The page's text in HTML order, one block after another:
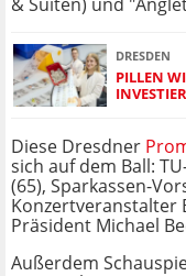
DRESDEN
PILLEN
Diese Dresdner
sich auf dem Ball:
(65), Sparkassen-
Konzertveranstalter
Präsident Michael
Außerdem